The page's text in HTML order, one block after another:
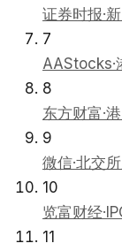
证券时报·
7
AAStocks·
8
东方财富·
9
微信·北交
10
览富财经
11